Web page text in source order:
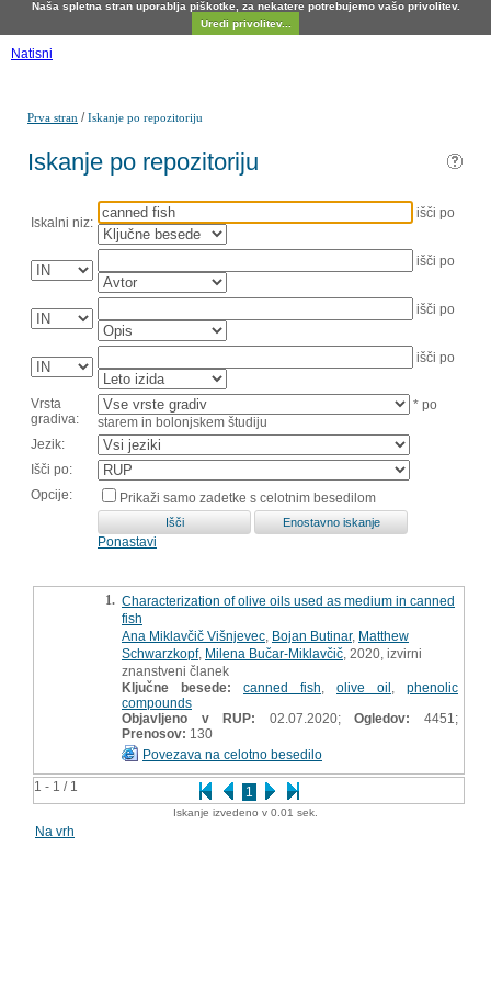
Naša spletna stran uporablja piškotke, za nekatere potrebujemo vašo privolitev.
Uredi privolitev...
Natisni
Prva stran /Iskanje po repozitoriju
Iskanje po repozitoriju
Iskalni niz:
išči po
išči po
išči po
išči po
Vrsta
gradiva:
* po
starem in bolonjskem študiju
Jezik:
Išči po:
Opcije:
Prikaži samo zadetke s celotnim besedilom
Ponastavi
1 - 1 / 1 1
1. Characterization of olive oils used as medium in canned
fish
Ana Miklavčič Višnjevec Bojan Butinar, Matthew
Schwarzkopf, Milena Bučar-Miklavčič , 2020, izvirni
znanstveni članek
Ključne besede:
canned fish olive oil
phenolic
compounds
Objavljeno v RUP: 02.07.2020;Ogledov:
4451;
Prenosov: 130
Povezava na celotno besedilo
Iskanje izvedeno v 0.01 sek.
Na vrh